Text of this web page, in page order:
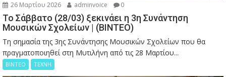
26 Μαρτίου 2026 adminvoice 0
Το Σάββατο (28/03) ξεκινάει η 3η Συνάντηση
Μουσικών Σχολείων | (ΒΙΝΤΕΟ)
Τη σημασία της 3ης Συνάντησης Μουσικών Σχολείων που θα
πραγματοποιηθεί στη Μυτιλήνη από τις 28 Μαρτίου...
ΒΙΝΤΕΟ ΤΕΧΝΗ